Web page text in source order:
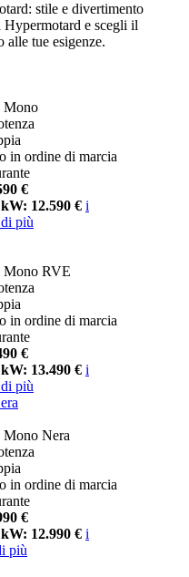
stile e divertimento
Hypermotard e scegli il
alle tue esigenze.
Mono
in ordine di marcia
€
12.590 € i
più
Mono RVE
in ordine di marcia
€
13.490 € i
più
Nera
in ordine di marcia
€
12.990 € i
più